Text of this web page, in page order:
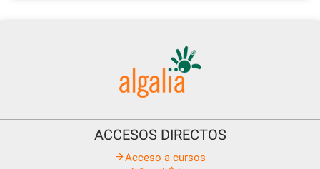
ACCESOS DIRECTOS
Acceso a cursos